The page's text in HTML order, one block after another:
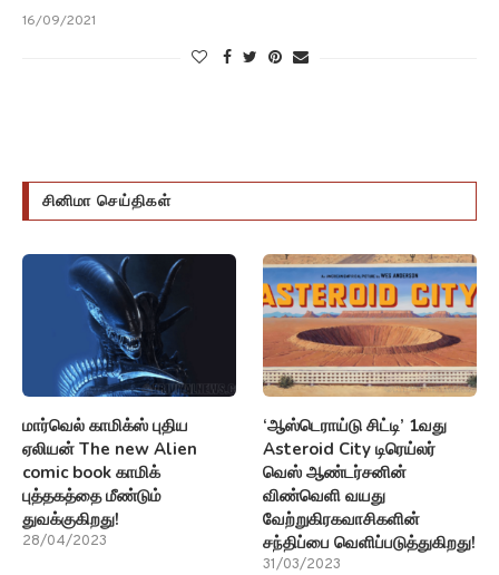
16/09/2021
சினிமா செய்திகள்
மார்வெல் காமிக்ஸ் புதிய
ஏலியன் The new Alien
comic book காமிக்
புத்தகத்தை மீண்டும்
துவக்குகிறது!
28/04/2023
‘ஆஸ்டெராய்டு சிட்டி’ 1வது
Asteroid City டிரெய்லர்
வெஸ் ஆண்டர்சனின்
விண்வெளி வயது
வேற்றுகிரகவாசிகளின்
சந்திப்பை வெளிப்படுத்துகிறது!
31/03/2023